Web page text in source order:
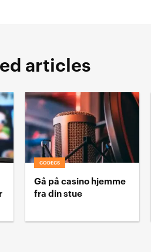
articles
CODECS
Gå på casino hjemme
fra din stue